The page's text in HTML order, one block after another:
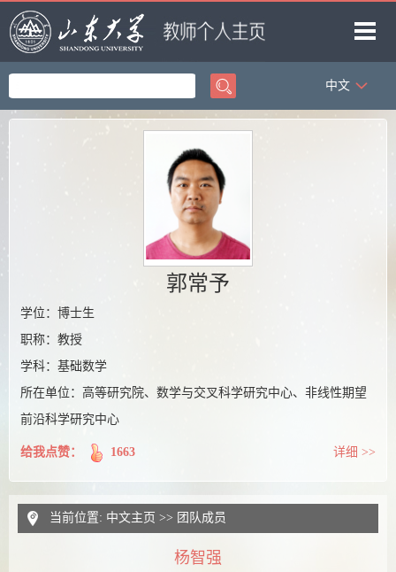
首页
中文
郭常予
学位：博士生
职称：教授
学科：基础数学
所在单位：高等研究院、数学与交叉科学研究中心、非线性期望
前沿科学研究中心
给我点赞： 1663 详细 >>
当前位置: 中文主页 >> 团队成员
杨智强